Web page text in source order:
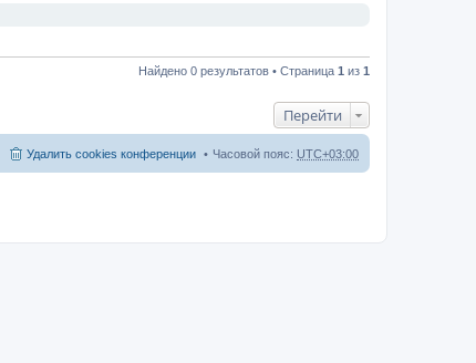
Найдено 0 результатов • Страница 1 из 1
Перейти
Часовой пояс: UTC+03:00
Удалить cookies конференции